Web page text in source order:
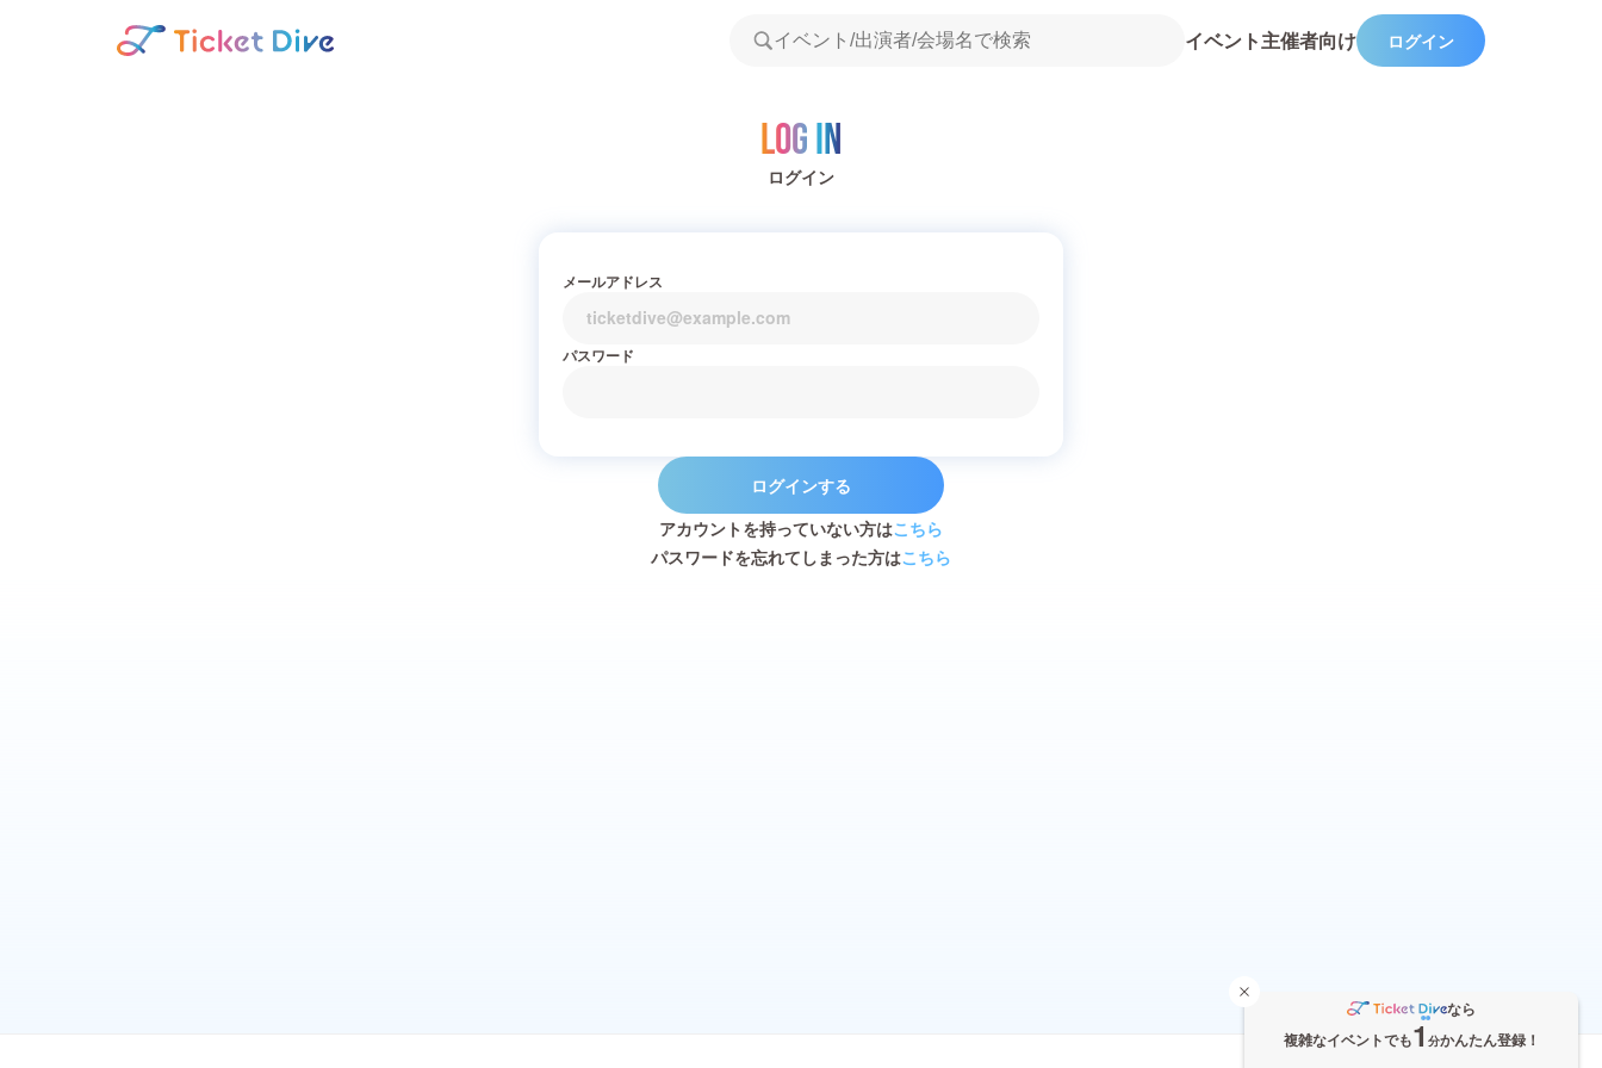
イベント主催者向け ログイン
Log in
ログイン
メールアドレス
パスワード
ログインする
アカウントを持っていない方はこちら
パスワードを忘れてしまった方はこちら
なら
複雑なイベントでも1 分かんたん登録！